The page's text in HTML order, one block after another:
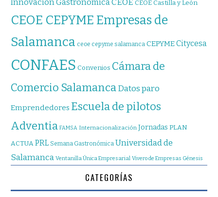
Innovacion GastronómicaCEOE CEOE Castilla y León
CEOE CEPYME Empresas de
Salamanca ceoe cepyme salamanca CEPYMECitycesa
CONFAES Convenios Cámara de
Comercio SalamancaDatos paro
Emprendedores Escuela de pilotos
Adventia FAMSA Internacionalización Jornadas PLAN
ACTUA PRL Semana Gastronómica Universidad de
Salamanca Ventanilla Única Empresarial Vivero de Empresas Génesis
CATEGORÍAS